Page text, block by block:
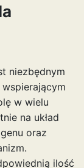
niezbędnym
w wielu
na układ
oraz
ilość